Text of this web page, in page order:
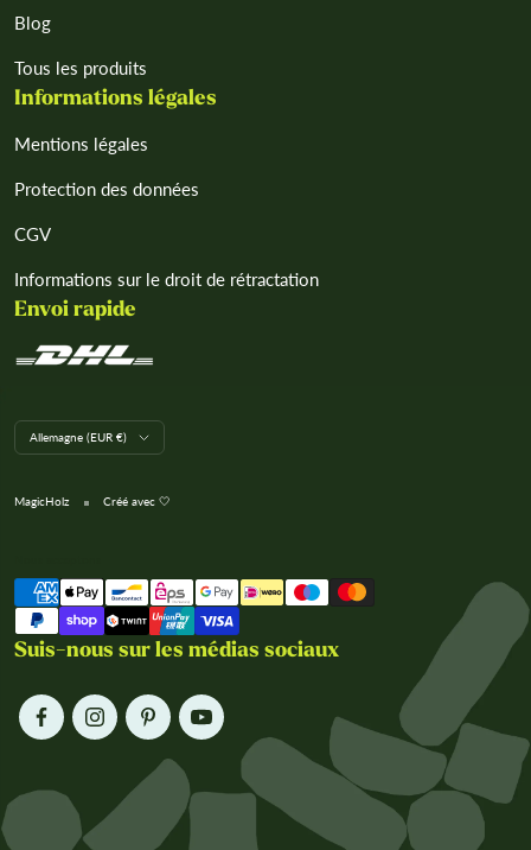
Blog
Tous les produits
Informations légales
Mentions légales
Protection des données
CGV
Informations sur le droit de rétractation
Envoi rapide
L
a
g
n
Allemagne (EUR €)
MagicHolz Créé avec 🤍
Suis-nous sur les médias sociaux